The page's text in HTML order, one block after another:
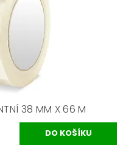
38 MM X 66 M